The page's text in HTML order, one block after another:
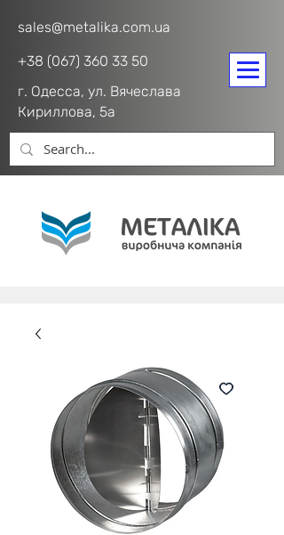
sales@metalika.com.ua
+38 (067) 360 33 50
г. Одесса, ул. Вячеслава
Кириллова, 5а